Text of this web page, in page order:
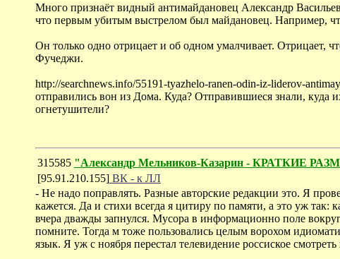
Много признаёт видный антимайдановец Александр
что первым убитым выстрелом был майдановец. Например,
Он только одно отрицает и об одном умалчивает. Отрицает,
Фучеджи.
http://searchnews.info/55191-tyazhelo-ranen-odin-iz-liderov-
отправились вон из Дома. Куда? Отправившиеся знали, куда
огнетушители?
315585 "Александр Мельников-Казарин -
[95.91.210.155] ВК - к ЛЛ
- Не надо поправлять. Разные авторские редакции это. Я
кажется. Да и стихи всегда я цитиру по памяти, а это уж так:
вчера дважды запнулся. Мусора в информационно поле
помните. Тогда м тоже пользовались целым ворохом
язык. Я уж с ноября перестал телевидение россиское смотреть